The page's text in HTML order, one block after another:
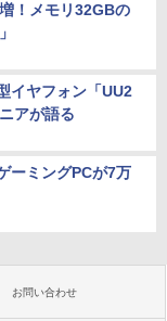
！メモリ32GBの
イヤフォン「UU2
アが語る
ーミングPCが7万
お問い合わせ